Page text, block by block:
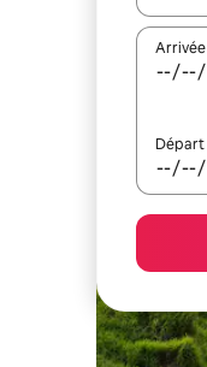
Arrivée
Départ